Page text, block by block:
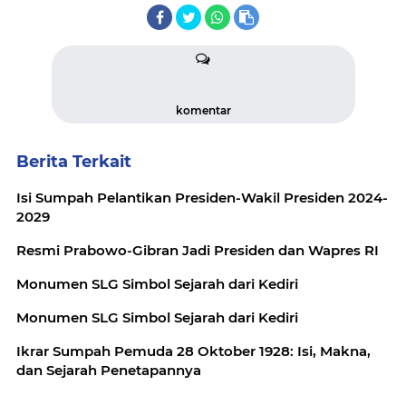
komentar
Berita Terkait
Isi Sumpah Pelantikan Presiden-Wakil Presiden 2024-
2029
Resmi Prabowo-Gibran Jadi Presiden dan Wapres RI
Monumen SLG Simbol Sejarah dari Kediri
Monumen SLG Simbol Sejarah dari Kediri
Ikrar Sumpah Pemuda 28 Oktober 1928: Isi, Makna,
dan Sejarah Penetapannya